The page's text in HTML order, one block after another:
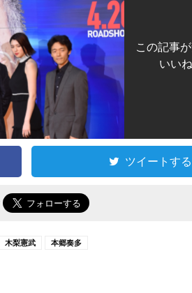
この記事
いい
ツイートする
木梨憲武 本郷奏多